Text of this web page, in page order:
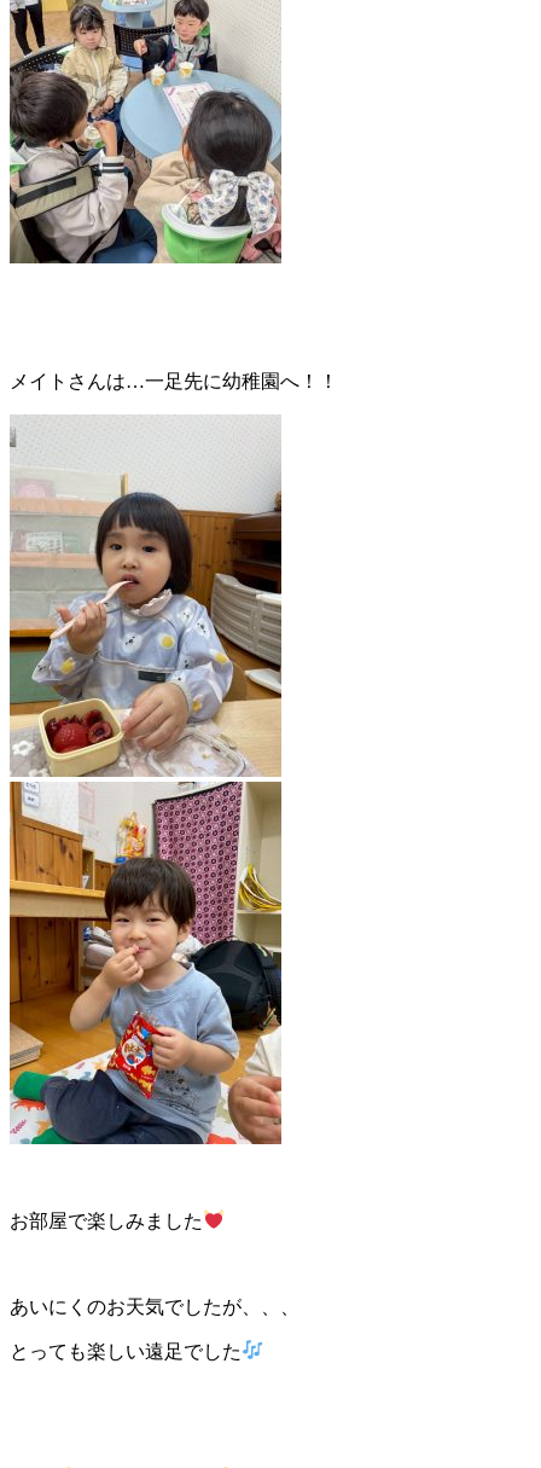
メイトさんは…一足先に幼稚園へ！！
お部屋で楽しみました
あいにくのお天気でしたが、、、
とっても楽しい遠足でした